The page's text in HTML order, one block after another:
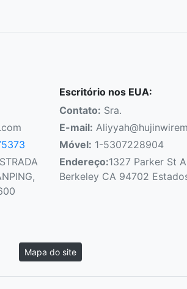
Escritório nos EUA:
Contato: Sra.
E-mail:
Móvel: 1-5307228904
Endereço:1327 Parker St
Berkeley CA 94702
Mapa do site